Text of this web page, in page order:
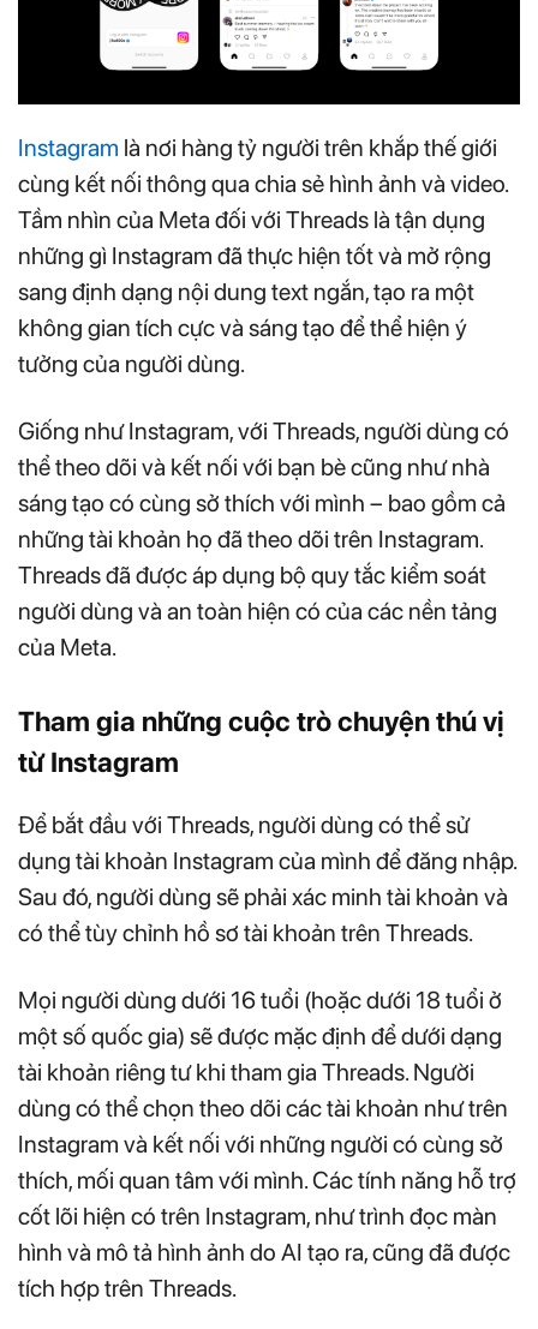
Instagram là nơi hàng tỷ người trên khắp thế giới
cùng kết nối thông qua chia sẻ hình ảnh và video.
Tầm nhìn của Meta đối với Threads là tận dụng
những gì Instagram đã thực hiện tốt và mở rộng
sang định dạng nội dung text ngắn, tạo ra một
không gian tích cực và sáng tạo để thể hiện ý
tưởng của người dùng.
Giống như Instagram, với Threads, người dùng có
thể theo dõi và kết nối với bạn bè cũng như nhà
sáng tạo có cùng sở thích với mình – bao gồm cả
những tài khoản họ đã theo dõi trên Instagram.
Threads đã được áp dụng bộ quy tắc kiểm soát
người dùng và an toàn hiện có của các nền tảng
của Meta.
Tham gia những cuộc trò chuyện thú vị
từ Instagram
Để bắt đầu với Threads, người dùng có thể sử
dụng tài khoản Instagram của mình để đăng nhập.
Sau đó, người dùng sẽ phải xác minh tài khoản và
có thể tùy chỉnh hồ sơ tài khoản trên Threads.
Mọi người dùng dưới 16 tuổi (hoặc dưới 18 tuổi ở
một số quốc gia) sẽ được mặc định để dưới dạng
tài khoản riêng tư khi tham gia Threads. Người
dùng có thể chọn theo dõi các tài khoản như trên
Instagram và kết nối với những người có cùng sở
thích, mối quan tâm với mình. Các tính năng hỗ trợ
cốt lõi hiện có trên Instagram, như trình đọc màn
hình và mô tả hình ảnh do AI tạo ra, cũng đã được
tích hợp trên Threads.